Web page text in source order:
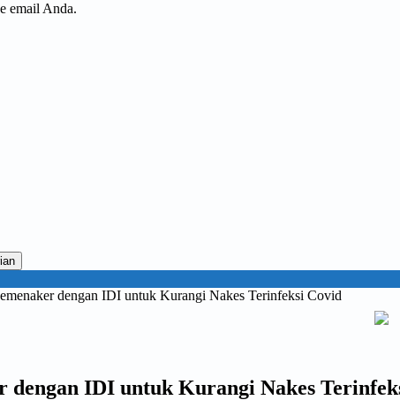
email Anda.
dengan IDI untuk Kurangi Nakes Terinfeksi Covid
dengan IDI untuk Kurangi Nakes